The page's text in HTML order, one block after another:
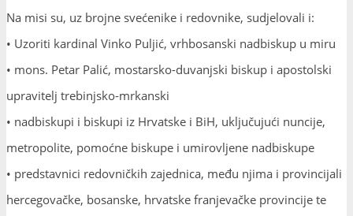
Na misi su, uz brojne svećenike i redovnike, sudjelovali i:
• Uzoriti kardinal Vinko Puljić, vrhbosanski nadbiskup u miru
• mons. Petar Palić, mostarsko-duvanjski biskup i apostolski
upravitelj trebinjsko-mrkanski
• nadbiskupi i biskupi iz Hrvatske i BiH, uključujući nuncije,
metropolite, pomoćne biskupe i umirovljene nadbiskupe
• predstavnici redovničkih zajednica, među njima i provincijali
hercegovačke, bosanske, hrvatske franjevačke provincije te